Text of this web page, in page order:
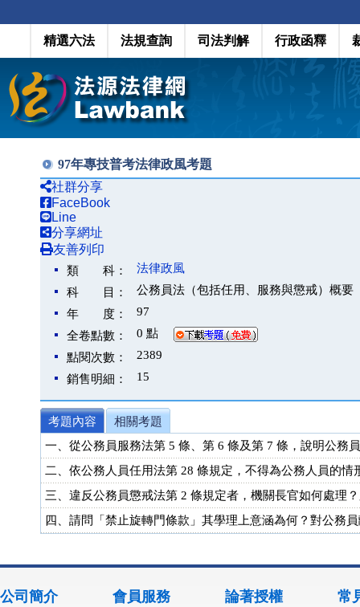
精選六法 法規查詢 司法判解 行政函釋
97年專技普考法律政風考題
社群分享
FaceBook
Line
分享網址
友善列印
類 科：
法律政風
科 目：
公務員法（包括任用、服務與懲戒）概要
年 度：
97
全卷點數：
0 點
點閱次數：
2389
銷售明細：
15
考題內容
相關考題
一、從公務員服務法第 5 條、第 6 條及第 7 條，說明公務
二、依公務人員任用法第 28 條規定，不得為公務人員的情
三、違反公務員懲戒法第 2 條規定者，機關長官如何處理
四、請問「禁止旋轉門條款」其學理上意涵為何？對公務
公司簡介 會員服務 論著授權 常